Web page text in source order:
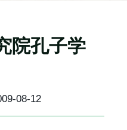
院孔子学
08-12